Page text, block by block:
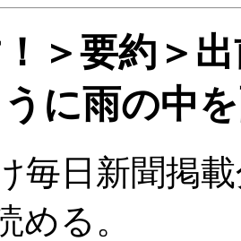
＞要約＞
に雨の中
毎日新聞掲
める。